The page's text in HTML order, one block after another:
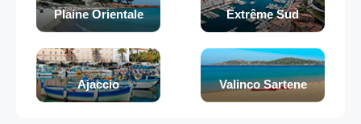
Plaine Orientale Extrême Sud
Ajaccio Valinco Sartene